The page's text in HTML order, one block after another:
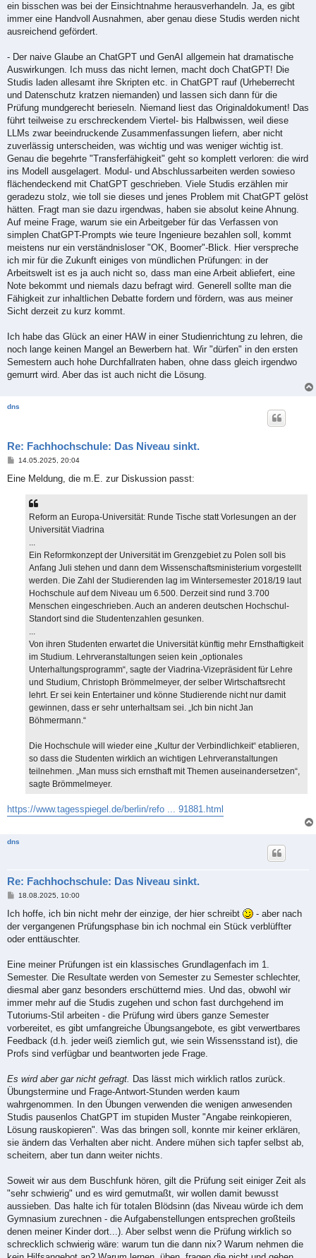
ein bisschen was bei der Einsichtnahme herausverhandeln. Ja, es gibt
immer eine Handvoll Ausnahmen, aber genau diese Studis werden nicht
ausreichend gefördert.
- Der naive Glaube an ChatGPT und GenAI allgemein hat dramatische
Auswirkungen. Ich muss das nicht lernen, macht doch ChatGPT! Die
Studis laden allesamt ihre Skripten etc. in ChatGPT rauf (Urheberrecht
und Datenschutz kratzen niemanden) und lassen sich dann für die
Prüfung mundgerecht berieseln. Niemand liest das Originaldokument! Das
führt teilweise zu erschreckendem Viertel- bis Halbwissen, weil diese
LLMs zwar beeindruckende Zusammenfassungen liefern, aber nicht
zuverlässig unterscheiden, was wichtig und was weniger wichtig ist.
Genau die begehrte "Transferfähigkeit" geht so komplett verloren: die wird
ins Modell ausgelagert. Modul- und Abschlussarbeiten werden sowieso
flächendeckend mit ChatGPT geschrieben. Viele Studis erzählen mir
geradezu stolz, wie toll sie dieses und jenes Problem mit ChatGPT gelöst
hätten. Fragt man sie dazu irgendwas, haben sie absolut keine Ahnung.
Auf meine Frage, warum sie ein Arbeitgeber für das Verfassen von
simplen ChatGPT-Prompts wie teure Ingenieure bezahlen soll, kommt
meistens nur ein verständnisloser "OK, Boomer"-Blick. Hier verspreche
ich mir für die Zukunft einiges von mündlichen Prüfungen: in der
Arbeitswelt ist es ja auch nicht so, dass man eine Arbeit abliefert, eine
Note bekommt und niemals dazu befragt wird. Generell sollte man die
Fähigkeit zur inhaltlichen Debatte fordern und fördern, was aus meiner
Sicht derzeit zu kurz kommt.
Ich habe das Glück an einer HAW in einer Studienrichtung zu lehren, die
noch lange keinen Mangel an Bewerbern hat. Wir "dürfen" in den ersten
Semestern auch hohe Durchfallraten haben, ohne dass gleich irgendwo
gemurrt wird. Aber das ist auch nicht die Lösung.
dns
Re: Fachhochschule: Das Niveau sinkt.
B
i
14.05.2025, 20:04
Eine Meldung, die m.E. zur Diskussion passt:
Reform an Europa-Universität: Runde Tische statt Vorlesungen an der
Universität Viadrina
...
Ein Reformkonzept der Universität im Grenzgebiet zu Polen soll bis
Anfang Juli stehen und dann dem Wissenschaftsministerium vorgestellt
werden. Die Zahl der Studierenden lag im Wintersemester 2018/19 laut
Hochschule auf dem Niveau um 6.500. Derzeit sind rund 3.700
Menschen eingeschrieben. Auch an anderen deutschen Hochschul-
Standort sind die Studentenzahlen gesunken.
...
Von ihren Studenten erwartet die Universität künftig mehr Ernsthaftigkeit
im Studium. Lehrveranstaltungen seien kein „optionales
Unterhaltungsprogramm“, sagte der Viadrina-Vizepräsident für Lehre
und Studium, Christoph Brömmelmeyer, der selber Wirtschaftsrecht
lehrt. Er sei kein Entertainer und könne Studierende nicht nur damit
gewinnen, dass er sehr unterhaltsam sei. „Ich bin nicht Jan
Böhmermann.“
Die Hochschule will wieder eine „Kultur der Verbindlichkeit“ etablieren,
so dass die Studenten wirklich an wichtigen Lehrveranstaltungen
teilnehmen. „Man muss sich ernsthaft mit Themen auseinandersetzen“,
sagte Brömmelmeyer.
https://www.tagesspiegel.de/berlin/refo ... 91881.html
dns
Re: Fachhochschule: Das Niveau sinkt.
B
i
r
a
18.08.2025, 10:00
Ich hoffe, ich bin nicht mehr der einzige, der hier schreibt
- aber nach
der vergangenen Prüfungsphase bin ich nochmal ein Stück verblüffter
oder enttäuschter.
Eine meiner Prüfungen ist ein klassisches Grundlagenfach im 1.
Semester. Die Resultate werden von Semester zu Semester schlechter,
diesmal aber ganz besonders erschütternd mies. Und das, obwohl wir
immer mehr auf die Studis zugehen und schon fast durchgehend im
Tutoriums-Stil arbeiten - die Prüfung wird übers ganze Semester
vorbereitet, es gibt umfangreiche Übungsangebote, es gibt verwertbares
Feedback (d.h. jeder weiß ziemlich gut, wie sein Wissensstand ist), die
Profs sind verfügbar und beantworten jede Frage.
Es wird aber gar nicht gefragt.
Das lässt mich wirklich ratlos zurück.
Übungstermine und Frage-Antwort-Stunden werden kaum
wahrgenommen. In den Übungen verwenden die wenigen anwesenden
Studis pausenlos ChatGPT im stupiden Muster "Angabe reinkopieren,
Lösung rauskopieren". Was das bringen soll, konnte mir keiner erklären,
sie ändern das Verhalten aber nicht. Andere mühen sich tapfer selbst ab,
scheitern, aber tun dann weiter nichts.
Soweit wir aus dem Buschfunk hören, gilt die Prüfung seit einiger Zeit als
"sehr schwierig" und es wird gemutmaßt, wir wollen damit bewusst
aussieben. Das halte ich für totalen Blödsinn (das Niveau würde ich dem
Gymnasium zurechnen - die Aufgabenstellungen entsprechen großteils
denen meiner Kinder dort...). Aber selbst wenn die Prüfung wirklich so
schrecklich schwierig wäre: warum tun die dann nix? Warum nehmen die